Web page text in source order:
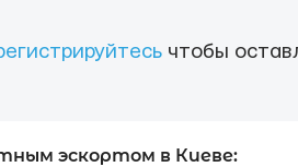
чтобы
эскортом в Киеве: